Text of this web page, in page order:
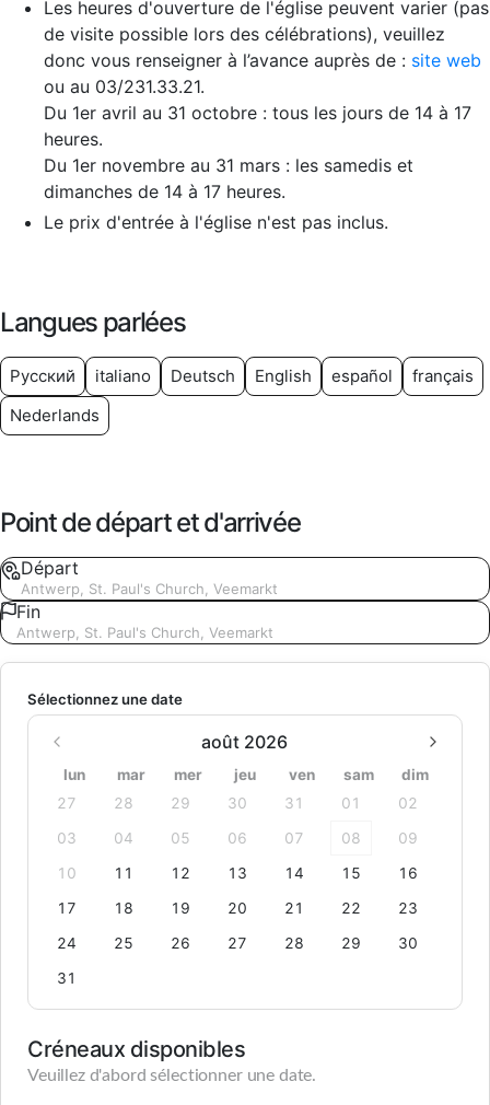
Les heures d'ouverture de l'église peuvent varier (pas
de visite possible lors des célébrations), veuillez
donc vous renseigner à l’avance auprès de : site web
ou au 03/231.33.21.
Du 1er avril au 31 octobre : tous les jours de 14 à 17
heures.
Du 1er novembre au 31 mars : les samedis et
dimanches de 14 à 17 heures.
Le prix d'entrée à l'église n'est pas inclus.
Langues parlées
Русский italiano Deutsch English español
français
Nederlands
Point de départ et d'arrivée
Départ
Antwerp, St. Paul's Church, Veemarkt
Fin
Antwerp, St. Paul's Church, Veemarkt
Sélectionnez une date
août 2026
lun mar mer jeu ven sam
dim
27
28 29 30 31 01
02
03
04 05 06 07 08
09
10
11 12 13 14 15
16
17
18 19 20 21 22
23
24
25 26 27 28 29
30
31
Créneaux disponibles
Veuillez d'abord sélectionner une date.